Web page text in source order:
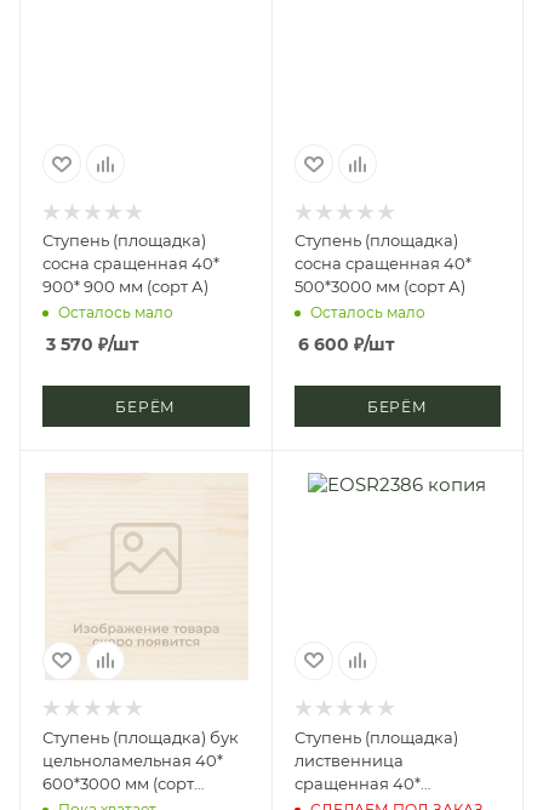
Ступень (площадка)
сосна сращенная 40*
900* 900 мм (сорт А)
Осталось мало
3 570 ₽/шт
БЕРЁМ
Ступень (площадка)
сосна сращенная 40*
500*3000 мм (сорт А)
Осталось мало
6 600 ₽/шт
БЕРЁМ
Ступень (площадка) бук
цельноламельная 40*
600*3000 мм (сорт
Экстра)
Ступень (площадка)
лиственница
сращенная 40*
400*2500 мм (сорт А)